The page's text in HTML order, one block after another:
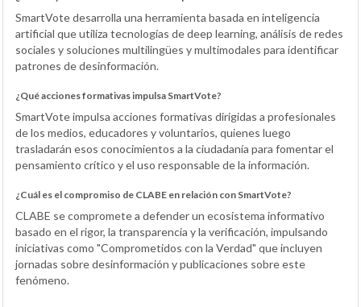
SmartVote desarrolla una herramienta basada en inteligencia
artificial que utiliza tecnologías de deep learning, análisis de redes
sociales y soluciones multilingües y multimodales para identificar
patrones de desinformación.
¿Qué acciones formativas impulsa SmartVote?
SmartVote impulsa acciones formativas dirigidas a profesionales
de los medios, educadores y voluntarios, quienes luego
trasladarán esos conocimientos a la ciudadanía para fomentar el
pensamiento crítico y el uso responsable de la información.
¿Cuál es el compromiso de CLABE en relación con SmartVote?
CLABE se compromete a defender un ecosistema informativo
basado en el rigor, la transparencia y la verificación, impulsando
iniciativas como "Comprometidos con la Verdad" que incluyen
jornadas sobre desinformación y publicaciones sobre este
fenómeno.